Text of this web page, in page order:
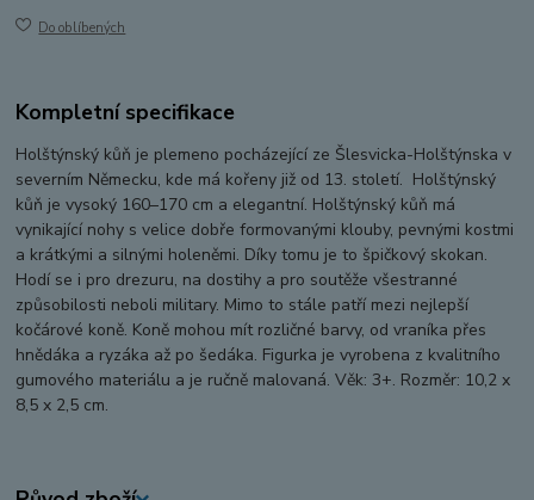
Do oblíbených
Kompletní specifikace
Holštýnský kůň je plemeno pocházející ze Šlesvicka-Holštýnska v
severním Německu, kde má kořeny již od 13. století. Holštýnský
kůň je vysoký 160–170 cm a elegantní. Holštýnský kůň má
vynikající nohy s velice dobře formovanými klouby, pevnými kostmi
a krátkými a silnými holeněmi. Díky tomu je to špičkový skokan.
Hodí se i pro drezuru, na dostihy a pro soutěže všestranné
způsobilosti neboli military. Mimo to stále patří mezi nejlepší
kočárové koně. Koně mohou mít rozličné barvy, od vraníka přes
hnědáka a ryzáka až po šedáka. Figurka je vyrobena z kvalitního
gumového materiálu a je ručně malovaná. Věk: 3+. Rozměr: 10,2 x
8,5 x 2,5 cm.